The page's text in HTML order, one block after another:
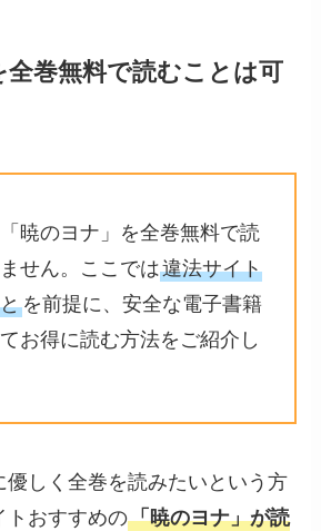
全巻無料で読むことは可
暁のヨナ」を全巻無料で読
せん。ここでは違法サイト
を前提に、安全な電子書籍
お得に読む方法をご紹介し
優しく全巻を読みたいという方
トおすすめの「暁のヨナ」が読